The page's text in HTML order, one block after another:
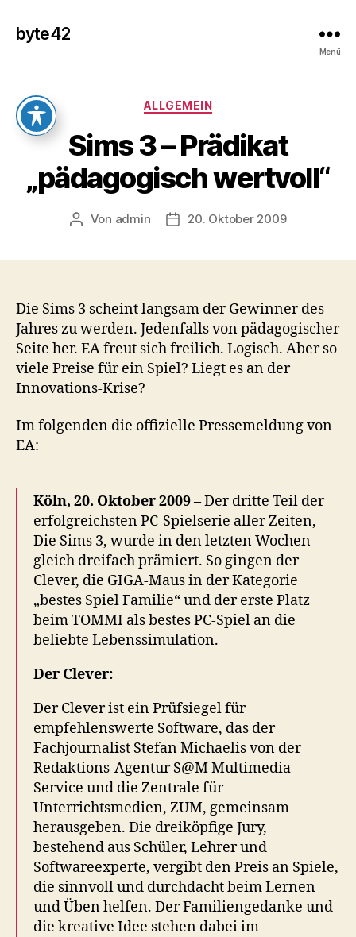
byte42
Menü
Kategorien
ALLGEMEIN
Sims 3 – Prädikat
„pädagogisch wertvoll“
Beitragsautor
Von admin Veröffentlichungsdatum
20. Oktober 2009
Die Sims 3 scheint langsam der Gewinner des
Jahres zu werden. Jedenfalls von pädagogischer
Seite her. EA freut sich freilich. Logisch. Aber so
viele Preise für ein Spiel? Liegt es an der
Innovations-Krise?
Im folgenden die offizielle Pressemeldung von
EA:
Köln, 20. Oktober 2009 –Der dritte Teil der
erfolgreichsten PC-Spielserie aller Zeiten,
Die Sims 3, wurde in den letzten Wochen
gleich dreifach prämiert. So gingen der
Clever, die GIGA-Maus in der Kategorie
„bestes Spiel Familie“ und der erste Platz
beim TOMMI als bestes PC-Spiel an die
beliebte Lebenssimulation.
Der Clever:
Der Clever ist ein Prüfsiegel für
empfehlenswerte Software, das der
Fachjournalist Stefan Michaelis von der
Redaktions-Agentur S@M Multimedia
Service und die Zentrale für
Unterrichtsmedien, ZUM, gemeinsam
herausgeben. Die dreiköpfige Jury,
bestehend aus Schüler, Lehrer und
Softwareexperte, vergibt den Preis an Spiele,
die sinnvoll und durchdacht beim Lernen
und Üben helfen. Der Familiengedanke und
die kreative Idee stehen dabei im